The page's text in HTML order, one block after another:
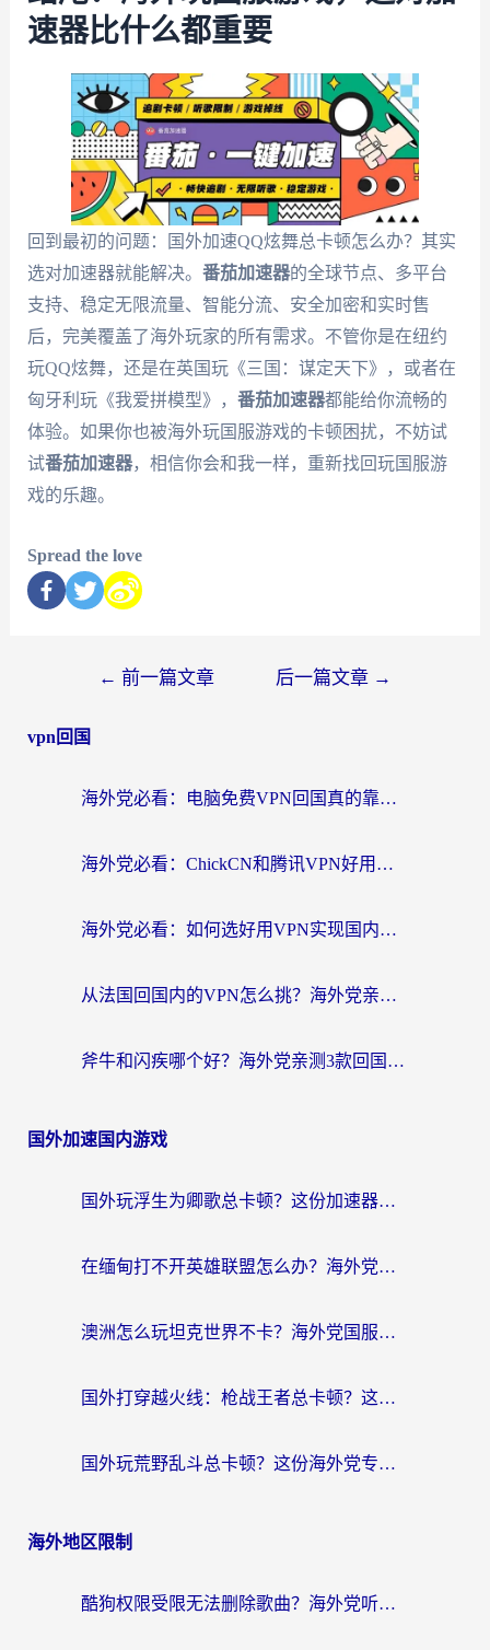
速器比什么都重要
回到最初的问题：国外加速QQ炫舞总卡顿怎么办？其实
选对加速器就能解决。 番茄加速器的全球节点、多平台
支持、稳定无限流量、智能分流、安全加密和实时售
后，完美覆盖了海外玩家的所有需求。不管你是在纽约
玩QQ炫舞，还是在英国玩《三国：谋定天下》，或者在
匈牙利玩《我爱拼模型》， 番茄加速器都能给你流畅的
体验。如果你也被海外玩国服游戏的卡顿困扰，不妨试
试番茄加速器，相信你会和我一样，重新找回玩国服游
戏的乐趣。
Spread the love
← 前一篇文章 后一篇文章 →
vpn回国
海外党必看：电脑免费VPN回国真的靠谱吗？附实测对比与最优方案指南
海外党必看：ChickCN和腾讯VPN好用吗？3招选对回国加速器，告别地区限制
海外党必看：如何选好用VPN实现国内资源无缝访问？从越南到全球都适用
从法国回国内的VPN怎么挑？海外党亲测：稳定、多端、安全才是关键
斧牛和闪疾哪个好？海外党亲测3款回国加速器，教你选到不踩坑的那一款
国外加速国内游戏
国外玩浮生为卿歌总卡顿？这份加速器选择指南帮你找回丝滑体验
在缅甸打不开英雄联盟怎么办？海外党亲测有效的国服游戏加速指南
澳洲怎么玩坦克世界不卡？海外党国服游戏加速终极指南（附逆战奇妙碰碰车解决方案）
国外打穿越火线：枪战王者总卡顿？这篇加速器推荐下载指南帮你解决延迟难题
国外玩荒野乱斗总卡顿？这份海外党专属的国服游戏加速攻略请收好
海外地区限制
酷狗权限受限无法删除歌曲？海外党听国内音乐的终极解决方案来了